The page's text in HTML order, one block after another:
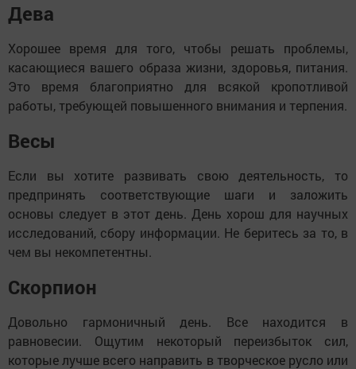
Дева
Хорошее время для того, чтобы решать проблемы,
касающиеся вашего образа жизни, здоровья, питания.
Это время благоприятно для всякой кропотливой
работы, требующей повышенного внимания и терпения.
Весы
Если вы хотите развивать свою деятельность, то
предпринять соответствующие шаги и заложить
основы следует в этот день. День хорош для научных
исследований, сбору информации. Не беритесь за то, в
чем вы некомпетентны.
Скорпион
Довольно гармоничный день. Все находится в
равновесии. Ощутим некоторый переизбыток сил,
которые лучше всего направить в творческое русло или